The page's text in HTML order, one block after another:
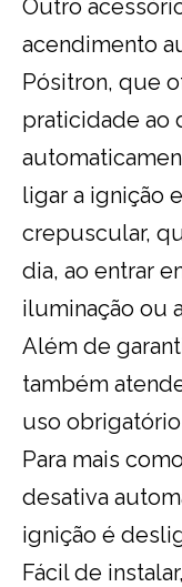
Outro
acendimento
Pósitron, que
praticidade ao
ligar a ignição
crepuscular,
dia, ao entrar
iluminação ou
Além de
também
uso
Para mais
desativa
ignição é
Fácil de